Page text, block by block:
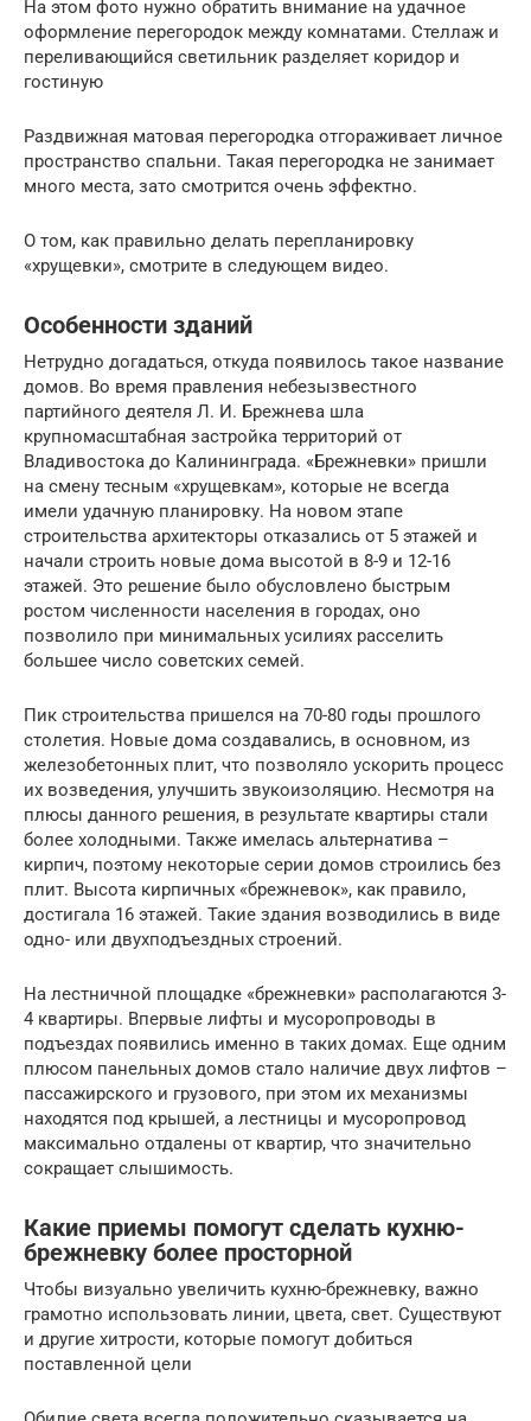
На этом фото нужно обратить внимание на удачное
оформление перегородок между комнатами. Стеллаж и
переливающийся светильник разделяет коридор и
гостиную
Раздвижная матовая перегородка отгораживает личное
пространство спальни. Такая перегородка не занимает
много места, зато смотрится очень эффектно.
О том, как правильно делать перепланировку
«хрущевки», смотрите в следующем видео.
Особенности зданий
Нетрудно догадаться, откуда появилось такое название
домов. Во время правления небезызвестного
партийного деятеля Л. И. Брежнева шла
крупномасштабная застройка территорий от
Владивостока до Калининграда. «Брежневки» пришли
на смену тесным «хрущевкам», которые не всегда
имели удачную планировку. На новом этапе
строительства архитекторы отказались от 5 этажей и
начали строить новые дома высотой в 8-9 и 12-16
этажей. Это решение было обусловлено быстрым
ростом численности населения в городах, оно
позволило при минимальных усилиях расселить
большее число советских семей.
Пик строительства пришелся на 70-80 годы прошлого
столетия. Новые дома создавались, в основном, из
железобетонных плит, что позволяло ускорить процесс
их возведения, улучшить звукоизоляцию. Несмотря на
плюсы данного решения, в результате квартиры стали
более холодными. Также имелась альтернатива –
кирпич, поэтому некоторые серии домов строились без
плит. Высота кирпичных «брежневок», как правило,
достигала 16 этажей. Такие здания возводились в виде
одно- или двухподъездных строений.
На лестничной площадке «брежневки» располагаются 3-
4 квартиры. Впервые лифты и мусоропроводы в
подъездах появились именно в таких домах. Еще одним
плюсом панельных домов стало наличие двух лифтов –
пассажирского и грузового, при этом их механизмы
находятся под крышей, а лестницы и мусоропровод
максимально отдалены от квартир, что значительно
сокращает слышимость.
Какие приемы помогут сделать кухню-
брежневку более просторной
Чтобы визуально увеличить кухню-брежневку, важно
грамотно использовать линии, цвета, свет. Существуют
и другие хитрости, которые помогут добиться
поставленной цели